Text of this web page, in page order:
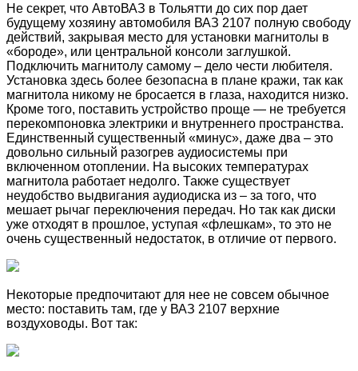
Не секрет, что АвтоВАЗ в Тольятти до сих пор дает
будущему хозяину автомобиля ВАЗ 2107 полную свободу
действий, закрывая место для установки магнитолы в
«бороде», или центральной консоли заглушкой.
Подключить магнитолу самому – дело чести любителя.
Установка здесь более безопасна в плане кражи, так как
магнитола никому не бросается в глаза, находится низко.
Кроме того, поставить устройство проще — не требуется
перекомпоновка электрики и внутреннего пространства.
Единственный существенный «минус», даже два – это
довольно сильный разогрев аудиосистемы при
включенном отоплении. На высоких температурах
магнитола работает недолго. Также существует
неудобство выдвигания аудиодиска из – за того, что
мешает рычаг переключения передач. Но так как диски
уже отходят в прошлое, уступая «флешкам», то это не
очень существенный недостаток, в отличие от первого.
Некоторые предпочитают для нее не совсем обычное
место: поставить там, где у ВАЗ 2107 верхние
воздуховоды. Вот так: